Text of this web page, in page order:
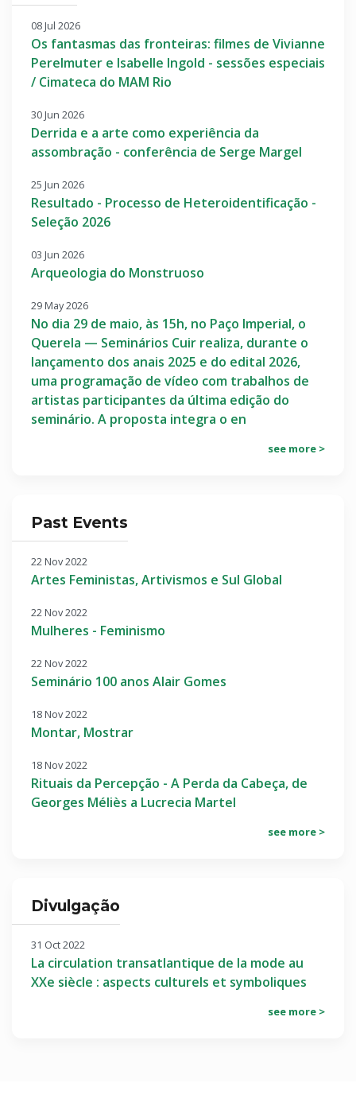
08 Jul 2026
Os fantasmas das fronteiras: filmes de Vivianne
Perelmuter e Isabelle Ingold - sessões especiais
/ Cimateca do MAM Rio
30 Jun 2026
Derrida e a arte como experiência da
assombração - conferência de Serge Margel
25 Jun 2026
Resultado - Processo de Heteroidentificação -
Seleção 2026
03 Jun 2026
Arqueologia do Monstruoso
29 May 2026
No dia 29 de maio, às 15h, no Paço Imperial, o
Querela — Seminários Cuir realiza, durante o
lançamento dos anais 2025 e do edital 2026,
uma programação de vídeo com trabalhos de
artistas participantes da última edição do
seminário. A proposta integra o en
see more >
Past Events
22 Nov 2022
Artes Feministas, Artivismos e Sul Global
22 Nov 2022
Mulheres - Feminismo
22 Nov 2022
Seminário 100 anos Alair Gomes
18 Nov 2022
Montar, Mostrar
18 Nov 2022
Rituais da Percepção - A Perda da Cabeça, de
Georges Méliès a Lucrecia Martel
see more >
Divulgação
31 Oct 2022
La circulation transatlantique de la mode au
XXe siècle : aspects culturels et symboliques
see more >